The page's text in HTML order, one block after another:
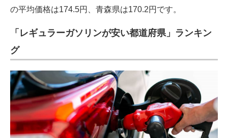
の平均価格は174.5円、青森県は170.2円です。
「レギュラーガソリンが安い都道府県」ランキン
グ